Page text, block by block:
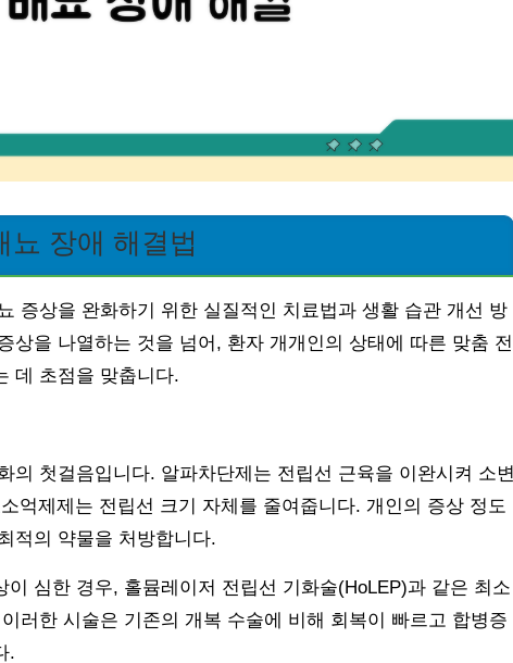
뇨 장애 해결법
증상을 완화하기 위한 실질적인 치료법과 생활 습관 개선 방
상을 나열하는 것을 넘어, 환자 개개인의 상태에 따른 맞춤 전
데 초점을 맞춥니다.
의 첫걸음입니다. 알파차단제는 전립선 근육을 이완시켜 소변
억제제는 전립선 크기 자체를 줄여줍니다. 개인의 증상 정도
적의 약물을 처방합니다.
심한 경우, 홀뮴레이저 전립선 기화술(HoLEP)과 같은 최소
러한 시술은 기존의 개복 수술에 비해 회복이 빠르고 합병증
.